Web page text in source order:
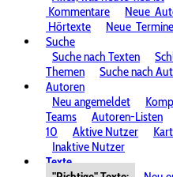
Kommentare
Neue
Hörtexte
Neue Termine
Suche
Suche nach Texten
Themen
Suche nach
Autoren
Neu angemeldet
Teams
Autoren-Listen
10
Aktive Nutzer
Inaktive Nutzer
Texte